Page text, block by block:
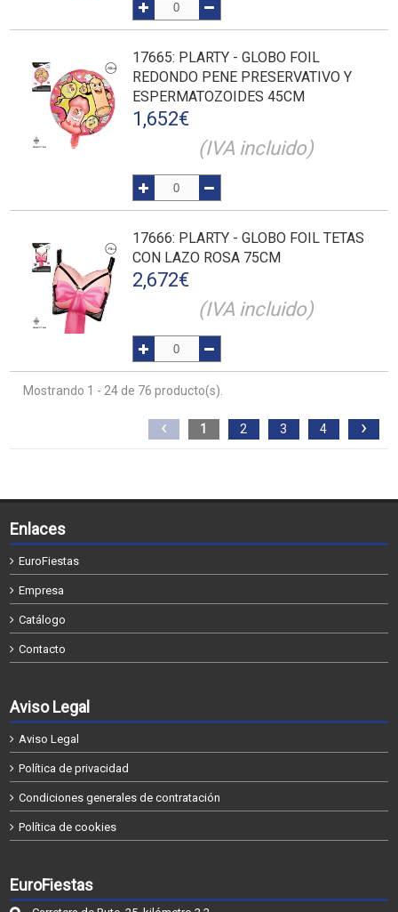
17665: PLARTY - GLOBO FOIL
REDONDO PENE PRESERVATIVO Y
ESPERMATOZOIDES 45CM
1,652€
(IVA incluido)
17666: PLARTY - GLOBO FOIL TETAS
CON LAZO ROSA 75CM
2,672€
(IVA incluido)
Mostrando 1 - 24 de 76 producto(s).
‹ 1 2 3 4 ›
Enlaces
EuroFiestas
Empresa
Catálogo
Contacto
Aviso Legal
Aviso Legal
Política de privacidad
Condiciones generales de contratación
Política de cookies
EuroFiestas